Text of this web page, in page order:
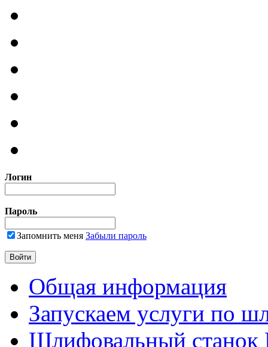
Логин
Пароль
Запомнить меня Забыли пароль
Общая информация
Запускаем услуги по
Шлифовальный